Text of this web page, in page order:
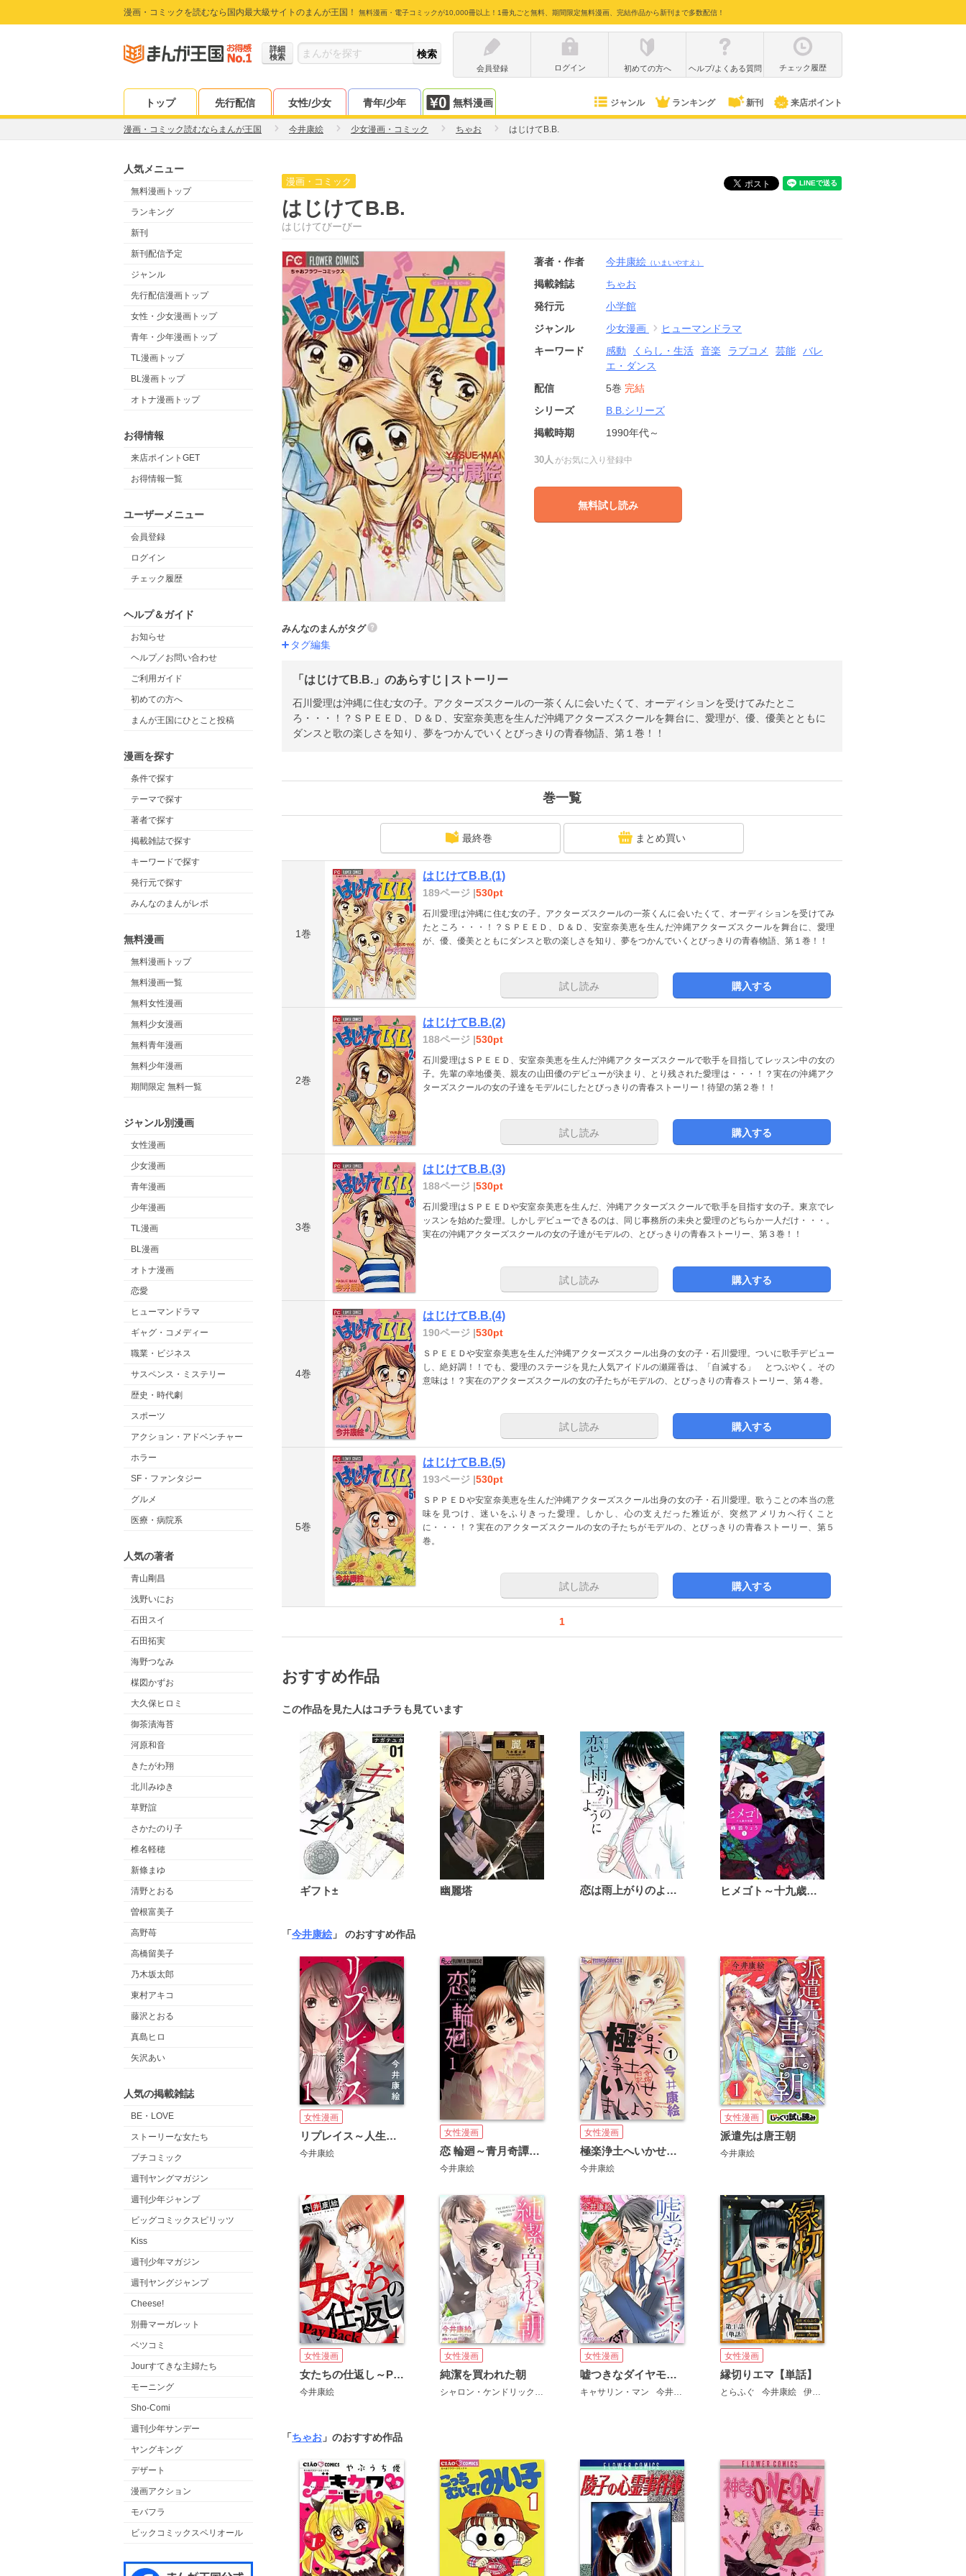
漫画・コミックを読むなら国内最大級サイトのまんが王国！ 無料漫画・電子コミックが10,000冊以上！1冊丸ごと無料、期間限定無料漫画、完結作品から新刊まで多数配信！
詳細
検索
会員登録
ログイン 初めての方へ ヘルプ/よくある質問 チェック履歴
トップ 先行配信 女性/少女 青年/少年 無料漫画 ジャンル ランキング 新刊 来店ポイント
漫画・コミック読むならまんが王国 今井康絵 少女漫画・コミック ちゃお はじけてB.B.
人気メニュー
無料漫画トップ
ランキング
新刊
新刊配信予定
ジャンル
先行配信漫画トップ
女性・少女漫画トップ
青年・少年漫画トップ
TL漫画トップ
BL漫画トップ
オトナ漫画トップ
お得情報
来店ポイントGET
お得情報一覧
ユーザーメニュー
会員登録
ログイン
チェック履歴
ヘルプ＆ガイド
お知らせ
ヘルプ／お問い合わせ
ご利用ガイド
初めての方へ
まんが王国にひとこと投稿
漫画を探す
条件で探す
テーマで探す
著者で探す
掲載雑誌で探す
キーワードで探す
発行元で探す
みんなのまんがレポ
無料漫画
無料漫画トップ
無料漫画一覧
無料女性漫画
無料少女漫画
無料青年漫画
無料少年漫画
期間限定 無料一覧
ジャンル別漫画
女性漫画
少女漫画
青年漫画
少年漫画
TL漫画
BL漫画
オトナ漫画
恋愛
ヒューマンドラマ
ギャグ・コメディー
職業・ビジネス
サスペンス・ミステリー
歴史・時代劇
スポーツ
アクション・アドベンチャー
ホラー
SF・ファンタジー
グルメ
医療・病院系
人気の著者
青山剛昌
浅野いにお
石田スイ
石田拓実
海野つなみ
楳図かずお
大久保ヒロミ
御茶漬海苔
河原和音
きたがわ翔
北川みゆき
草野誼
さかたのり子
椎名軽穂
新條まゆ
清野とおる
曽根富美子
高野苺
高橋留美子
乃木坂太郎
東村アキコ
藤沢とおる
真島ヒロ
矢沢あい
人気の掲載雑誌
BE・LOVE
ストーリーな女たち
プチコミック
週刊ヤングマガジン
週刊少年ジャンプ
ビッグコミックスピリッツ
Kiss
週刊少年マガジン
週刊ヤングジャンプ
Cheese!
別冊マーガレット
ベツコミ
Jourすてきな主婦たち
モーニング
Sho-Comi
週刊少年サンデー
ヤングキング
デザート
漫画アクション
モバフラ
ビックコミックスペリオール
漫画・コミック
はじけてB.B.
はじけてびーびー
著者・作者 今井康絵 （いまいやすえ）
掲載雑誌
ちゃお
発行元
小学館
ジャンル
少女漫画
ヒューマンドラマ
キーワード
感動 くらし・生活 音楽 ラブコメ 芸能
バレ
エ・ダンス
配信
5巻 完結
シリーズ
B.B.シリーズ
掲載時期
1990年代～
30人 がお気に入り登録中
無料試し読み
みんなのまんがタグ
タグ編集
「はじけてB.B.」のあらすじ | ストーリー
石川愛理は沖縄に住む女の子。アクターズスクールの一茶くんに会いたくて、オーディションを受けてみたとこ
ろ・・・！？ＳＰＥＥＤ、Ｄ＆Ｄ、安室奈美恵を生んだ沖縄アクターズスクールを舞台に、愛理が、優、優美とともに
ダンスと歌の楽しさを知り、夢をつかんでいくとびっきりの青春物語、第１巻！！
巻一覧
最終巻 まとめ買い
1巻
はじけてB.B.(1)
189ページ |530pt
石川愛理は沖縄に住む女の子。アクターズスクールの一茶くんに会いたくて、オーディションを受けてみ
たところ・・・！？ＳＰＥＥＤ、Ｄ＆Ｄ、安室奈美恵を生んだ沖縄アクターズスクールを舞台に、愛理
が、優、優美とともにダンスと歌の楽しさを知り、夢をつかんでいくとびっきりの青春物語、第１巻！！
試し読み 購入する
2巻
はじけてB.B.(2)
188ページ |530pt
石川愛理はＳＰＥＥＤ、安室奈美恵を生んだ沖縄アクターズスクールで歌手を目指してレッスン中の女の
子。先輩の幸地優美、親友の山田優のデビューが決まり、とり残された愛理は・・・！？実在の沖縄アク
ターズスクールの女の子達をモデルにしたとびっきりの青春ストーリー！待望の第２巻！！
試し読み 購入する
3巻
はじけてB.B.(3)
188ページ |530pt
石川愛理はＳＰＥＥＤや安室奈美恵を生んだ、沖縄アクターズスクールで歌手を目指す女の子。東京でレ
ッスンを始めた愛理。しかしデビューできるのは、同じ事務所の未央と愛理のどちらか一人だけ・・・。
実在の沖縄アクターズスクールの女の子達がモデルの、とびっきりの青春ストーリー、第３巻！！
試し読み 購入する
4巻
はじけてB.B.(4)
190ページ |530pt
ＳＰＥＥＤや安室奈美恵を生んだ沖縄アクターズスクール出身の女の子・石川愛理。ついに歌手デビュー
し、絶好調！！でも、愛理のステージを見た人気アイドルの瀬羅香は、「自滅する」 とつぶやく。その
意味は！？実在のアクターズスクールの女の子たちがモデルの、とびっきりの青春ストーリー、第４巻。
試し読み 購入する
5巻
はじけてB.B.(5)
193ページ |530pt
ＳＰＰＥＤや安室奈美恵を生んだ沖縄アクターズスクール出身の女の子・石川愛理。歌うことの本当の意
味を見つけ、迷いをふりきった愛理。しかし、心の支えだった雅近が、突然アメリカへ行くこと
に・・・！？実在のアクターズスクールの女の子たちがモデルの、とびっきりの青春ストーリー、第５
巻。
試し読み 購入する
1
おすすめ作品
この作品を見た人はコチラも見ています
ギフト± 幽麗塔 恋は雨上がりのように ヒメゴト～十九歳の制服～
「今井康絵 」 のおすすめ作品
女性漫画
リプレイス～人生を乗っ取った女～
今井康絵
女性漫画
恋 輪廻～青月奇譚～【マイクロ】
今井康絵
女性漫画
極楽浄土へいかせましょう【マイクロ】
今井康絵
女性漫画
派遣先は唐王朝
今井康絵
女性漫画
女たちの仕返し～Pay Back～
今井康絵
女性漫画
純潔を買われた朝
女性漫画
嘘つきなダイヤモンド
キャサリン・マン 今井康絵
女性漫画
縁切りエマ【単話】
とらふぐ 今井康絵 伊藤征章
「ちゃお 」のおすすめ作品